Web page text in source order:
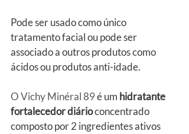
Pode ser usado como único
tratamento facial ou pode ser
associado a outros produtos como
ácidos ou produtos anti-idade.
O Vichy Minéral 89é um hidratante
fortalecedor diário concentrado
composto por 2 ingredientes ativos